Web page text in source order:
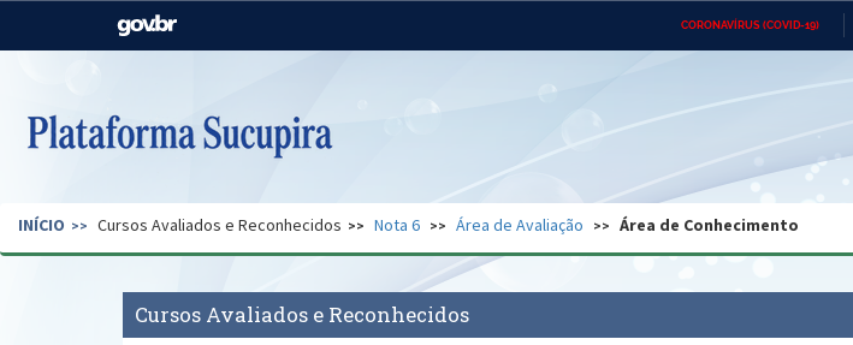
CORONAVÍRUS (COVID-19)
Casa Civil
Pecuária e Abastecimento
Ministério do Desenvolvimento
Regional
Secretaria de Governo Gabinete de Segurança Advocacia-Geral da União
INÍCIO Cursos Avaliados e Reconhecidos Nota 6 Área de Avaliação Área de Conhecimento
Cursos Avaliados e Reconhecidos